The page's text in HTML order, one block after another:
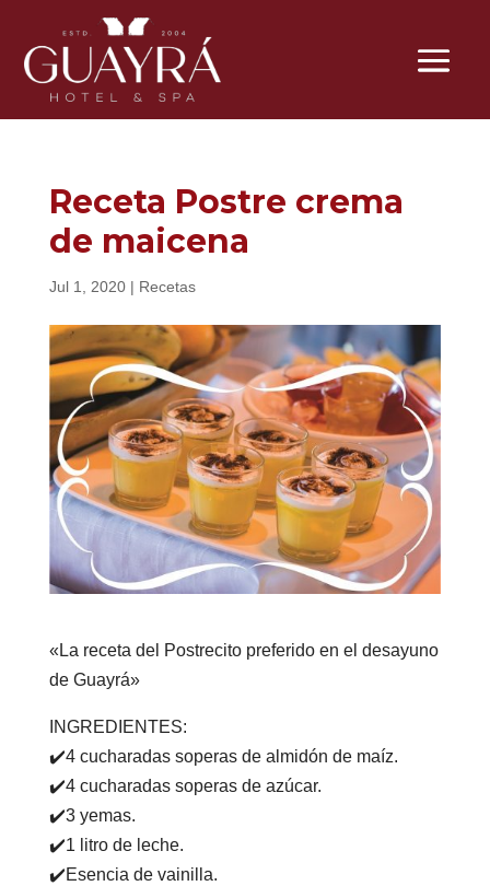
Receta Postre crema
de maicena
Jul 1, 2020| Recetas
«La receta del Postrecito preferido en el desayuno
de Guayrá»
INGREDIENTES: ⁣
✔️4 cucharadas soperas de almidón de maíz.⁣
✔️4 cucharadas soperas de azúcar.⁣
✔️3 yemas.⁣
✔️1 litro de leche. ⁣
✔️Esencia de vainilla. ⁣